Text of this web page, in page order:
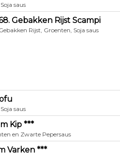
saus
Gebakken Rijst Scampi
Rijst, Groenten, Soja saus
saus
Kip ***
en Zwarte Pepersaus
Varken ***